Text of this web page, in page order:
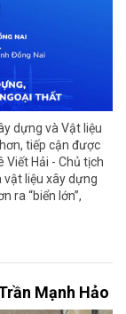
dựng và Vật liệu
tiếp cận được
Viết Hải - Chủ tịch
vật liệu xây dựng
ra “biển lớn”,
Mạnh Hảo